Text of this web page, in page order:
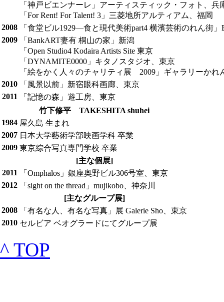
「神戸ビエンナーレ」アーティスティック・フォト、兵
「For Rent! For Talent! 3」三菱地所アルティアム、福岡
2008
「食堂ビル1929―食と現代美術part4 横濱芸術のれん街
2009
「BankART妻有 桐山の家」新潟
「Open Studio4 Kodaira Artists Site 東京
「DYNAMITE0000」キタノスタジオ、東京
「絵をかく人々のチャリティ展 2009」ギャラリーかれ
2010
「風景以前」新宿眼科画廊、東京
2011
「記憶の森」遊工房、東京
竹下修平 TAKESHITA shuhei
1984 屋久島 生まれ
2007 日本大学藝術学部映画学科 卒業
2009 東京綜合写真専門学校 卒業
[主な個展]
2011
「Omphalos」銀座奥野ビル306号室、東京
2012
「sight on the thread」mujikobo、神奈川
[主なグループ展]
2008
「有名な人、有名な写真」展 Galerie Sho、東京
2010 セルビア ベオグラードにてグループ展
^ TOP